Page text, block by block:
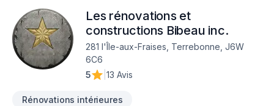
Les rénovations et
constructions Bibeau inc.
281 l'Île-aux-Fraises, Terrebonne, J6W
6C6
5
13 Avis
Rénovations intérieures